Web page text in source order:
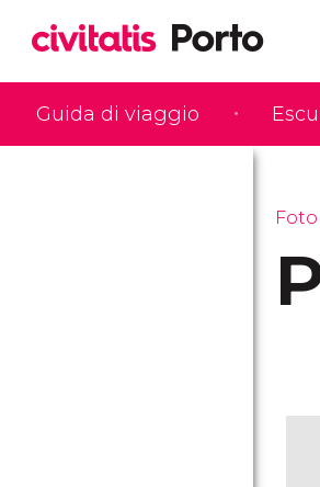
Guida di viaggio
Foto